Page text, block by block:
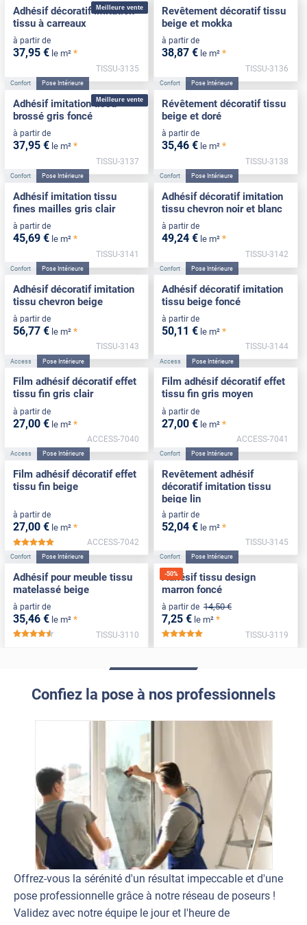
Meilleure vente
Adhésif décoratif imitation
tissu à carreaux
à partir de
37,95 € le m² *
TISSU-3135
Revêtement décoratif tissu
beige et mokka
à partir de
38,87 € le m² *
TISSU-3136
Meilleure vente
Confort Pose Intérieure
Adhésif imitation tissu
brossé gris foncé
à partir de
37,95 € le m² *
TISSU-3137
Confort Pose Intérieure
Révêtement décoratif tissu
beige et doré
à partir de
35,46 € le m² *
TISSU-3138
Confort Pose Intérieure
Adhésif imitation tissu
fines mailles gris clair
à partir de
45,69 € le m² *
TISSU-3141
Confort Pose Intérieure
Adhésif décoratif imitation
tissu chevron noir et blanc
à partir de
49,24 € le m² *
TISSU-3142
Confort Pose Intérieure
Adhésif décoratif imitation
tissu chevron beige
à partir de
56,77 € le m² *
TISSU-3143
Confort Pose Intérieure
Adhésif décoratif imitation
tissu beige foncé
à partir de
50,11 € le m² *
TISSU-3144
Access Pose Intérieure
Film adhésif décoratif effet
tissu fin gris clair
à partir de
27,00 € le m² *
ACCESS-7040
Access Pose Intérieure
Film adhésif décoratif effet
tissu fin gris moyen
à partir de
27,00 € le m² *
ACCESS-7041
Access Pose Intérieure
Film adhésif décoratif effet
tissu fin beige
à partir de
27,00 € le m² *
*****
ACCESS-7042
Confort Pose Intérieure
Revêtement adhésif
décoratif imitation tissu
beige lin
à partir de
52,04 € le m² *
TISSU-3145
Confort Pose Intérieure
Adhésif pour meuble tissu
matelassé beige
à partir de
35,46 € le m² *
*****
TISSU-3110
-50%
Confort Pose Intérieure
Adhésif tissu design
marron foncé
à partir de 14,50 €
7,25 € le m² *
TISSU-3119
Confiez la pose à nos professionnels
Offrez-vous la sérénité d'un résultat impeccable et d'une
pose professionnelle grâce à notre réseau de poseurs !
Validez avec notre équipe le jour et l'heure de